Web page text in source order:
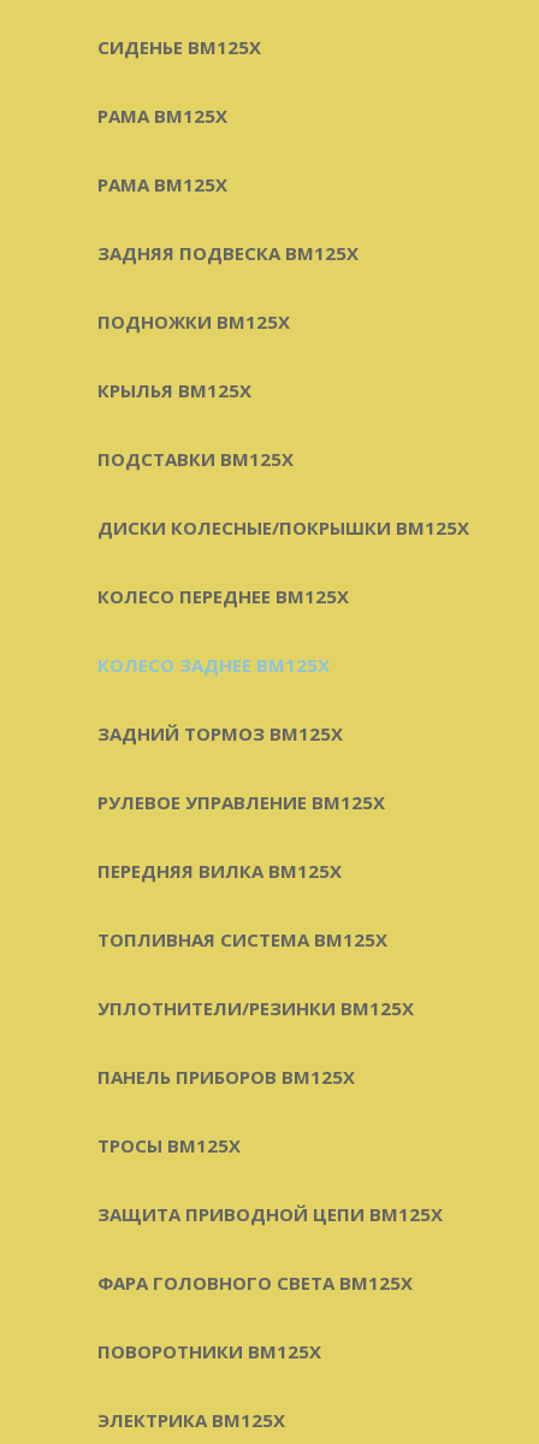
СИДЕНЬЕ BM125X
РАМА BM125X
РАМА BM125X
ЗАДНЯЯ ПОДВЕСКА BM125X
ПОДНОЖКИ BM125X
КРЫЛЬЯ BM125X
ПОДСТАВКИ BM125X
ДИСКИ КОЛЕСНЫЕ/ПОКРЫШКИ BM125X
КОЛЕСО ПЕРЕДНЕЕ BM125X
КОЛЕСО ЗАДНЕЕ BM125X
ЗАДНИЙ ТОРМОЗ BM125X
РУЛЕВОЕ УПРАВЛЕНИЕ BM125X
ПЕРЕДНЯЯ ВИЛКА BM125X
ТОПЛИВНАЯ СИСТЕМА BM125X
УПЛОТНИТЕЛИ/РЕЗИНКИ BM125X
ПАНЕЛЬ ПРИБОРОВ BM125X
ТРОСЫ BM125X
ЗАЩИТА ПРИВОДНОЙ ЦЕПИ BM125X
ФАРА ГОЛОВНОГО СВЕТА BM125X
ПОВОРОТНИКИ BM125X
ЭЛЕКТРИКА BM125X